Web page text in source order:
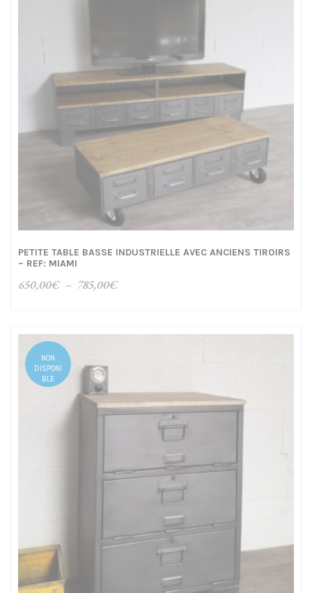
PETITE TABLE BASSE INDUSTRIELLE AVEC ANCIENS TIROIRS
– REF: MIAMI
650,00€ – 785,00€Plage
650,00€
NON
DISPONI
BLE